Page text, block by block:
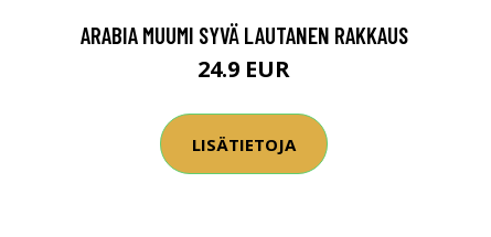
ARABIA MUUMI SYVÄ LAUTANEN RAKKAUS
24.9 EUR
LISÄTIETOJA